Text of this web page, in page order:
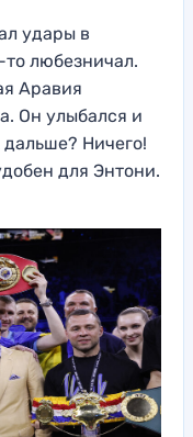
удары в
любезничал.
Аравия
Он улыбался и
Ничего!
для Энтони.